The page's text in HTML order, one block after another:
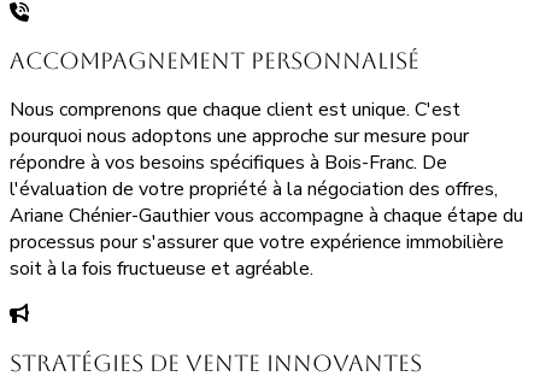
Accompagnement Personnalisé
Nous comprenons que chaque client est unique. C'est
pourquoi nous adoptons une approche sur mesure pour
répondre à vos besoins spécifiques à Bois-Franc. De
l'évaluation de votre propriété à la négociation des offres,
Ariane Chénier-Gauthier vous accompagne à chaque étape du
processus pour s'assurer que votre expérience immobilière
soit à la fois fructueuse et agréable.
Stratégies de Vente Innovantes